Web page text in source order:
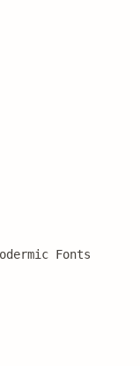
Fonts